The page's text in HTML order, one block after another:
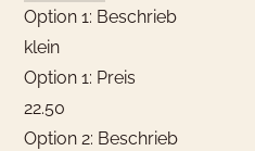
Option 1: Beschrieb
klein
Option 1: Preis
22.50
Option 2: Beschrieb